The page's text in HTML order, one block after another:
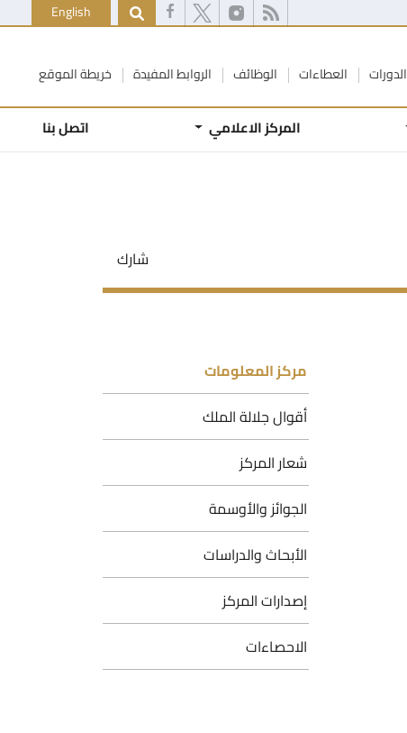
English
الدورات العطاءات الوظائف الروابط المفيدة خريطة الموقع
المركز الاعلامي اتصل بنا
شارك
مركز المعلومات
أقوال جلالة الملك
شعار المركز
الجوائز والأوسمة
الأبحاث والدراسات
إصدارات المركز
الاحصاءات